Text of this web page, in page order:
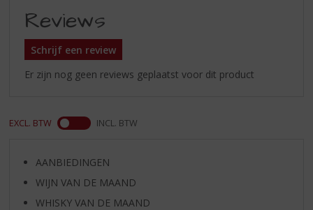
Reviews
Schrijf een review
Er zijn nog geen reviews geplaatst voor dit product
EXCL. BTW INCL. BTW
AANBIEDINGEN
WIJN VAN DE MAAND
WHISKY VAN DE MAAND